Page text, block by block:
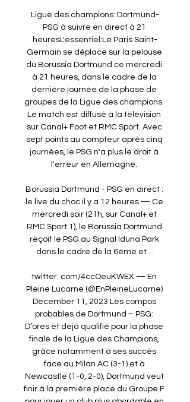
Ligue des champions: Dortmund-
PSG à suivre en direct à 21
heuresL'essentiel:Le Paris Saint-
Germain se déplace sur la pelouse
du Borussia Dortmund ce mercredi
à 21 heures, dans le cadre de la
dernière journée de la phase de
groupes de la Ligue des champions.
Le match est diffusé à la télévision
sur Canal+ Foot et RMC Sport. Avec
sept points au compteur après cinq
journées, le PSG n'a plus le droit à
l'erreur en Allemagne.
Borussia Dortmund - PSG en direct :
le live du choc il y a 12 heures — Ce
mercredi soir (21h, sur Canal+ et
RMC Sport 1), le Borussia Dortmund
reçoit le PSG au Signal Iduna Park
dans le cadre de la 6ème et ...
twitter. com/4ccOeuKWEX — En
Pleine Lucarne (@EnPleineLucarne)
December 11, 2023 Les compos
probables de Dortmund – PSG:
D’ores et déjà qualifié pour la phase
finale de la Ligue des Champions,
grâce notamment à ses succès
face au Milan AC (3-1) et à
Newcastle (1-0, 2-0), Dortmund veut
finir à la première place du Groupe F